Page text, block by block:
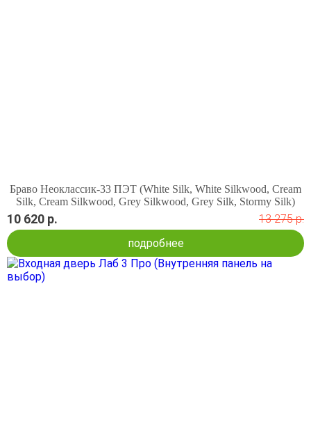
Браво Неоклассик-33 ПЭТ (White Silk, White Silkwood, Cream
Silk, Cream Silkwood, Grey Silkwood, Grey Silk, Stormy Silk)
10 620 р.
13 275 р.
подробнее